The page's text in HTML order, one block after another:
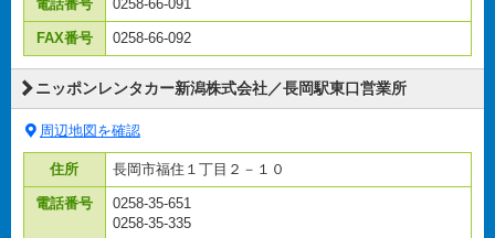
電話番号 0258-66-091
FAX番号 0258-66-092
ニッポンレンタカー新潟株式会社／長岡駅東口営業所
周辺地図を確認
住所 長岡市福住１丁目２－１０
電話番号
0258-35-651
0258-35-335